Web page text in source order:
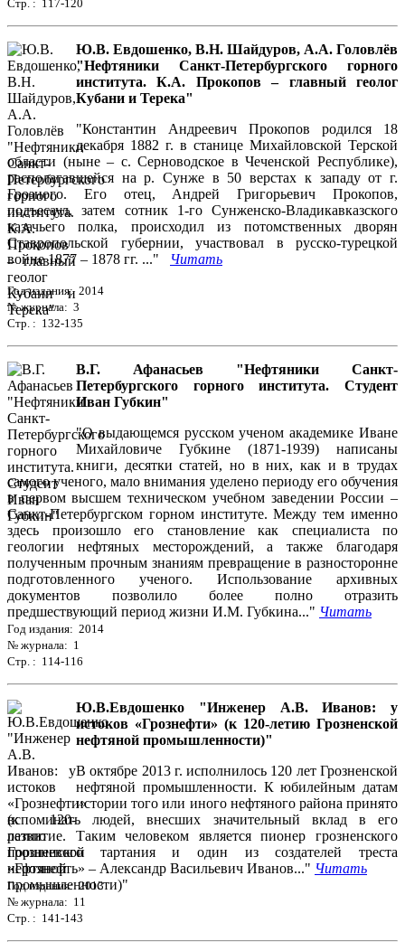
Стр. : 117-120
Ю.В. Евдошенко, В.Н. Шайдуров, А.А. Головлёв
"Нефтяники Санкт-Петербургского горного
института. К.А. Прокопов – главный геолог
Кубани и Терека"
"Константин Андреевич Прокопов родился 18
декабря 1882 г. в станице Михайловской Терской
области (ныне – с. Серноводское в Чеченской Республике),
располагавшейся на р. Сунже в 50 верстах к западу от г.
Грозного. Его отец, Андрей Григорьевич Прокопов,
подъесаул, затем сотник 1-го Сунженско-Владикавказского
казачьего полка, происходил из потомственных дворян
Ставропольской губернии, участвовал в русско-турецкой
войне 1877 – 1878 гг. ..." Читать
Год издания: 2014
№ журнала: 3
Стр. : 132-135
В.Г. Афанасьев "Нефтяники Санкт-
Петербургского горного института. Студент
Иван Губкин"
"О выдающемся русском ученом академике Иване
Михайловиче Губкине (1871-1939) написаны
книги, десятки статей, но в них, как и в трудах
самого ученого, мало внимания уделено периоду его обучения
в первом высшем техническом учебном заведении России –
Санкт-Петербургском горном институте. Между тем именно
здесь произошло его становление как специалиста по
геологии нефтяных месторождений, а также благодаря
полученным прочным знаниям превращение в разносторонне
подготовленного ученого. Использование архивных
документов позволило более полно отразить
предшествующий период жизни И.М. Губкина..." Читать
Год издания: 2014
№ журнала: 1
Стр. : 114-116
Ю.В.Евдошенко "Инженер А.В. Иванов: у
истоков «Грознефти» (к 120-летию Грозненской
нефтяной промышленности)"
В октябре 2013 г. исполнилось 120 лет Грозненской
нефтяной промышленности. К юбилейным датам
истории того или иного нефтяного района принято
вспоминать людей, внесших значительный вклад в его
развитие. Таким человеком является пионер грозненского
поршневого тартания и один из создателей треста
«Грознефть» – Александр Васильевич Иванов..." Читать
Год издания: 2013
№ журнала: 11
Стр. : 141-143